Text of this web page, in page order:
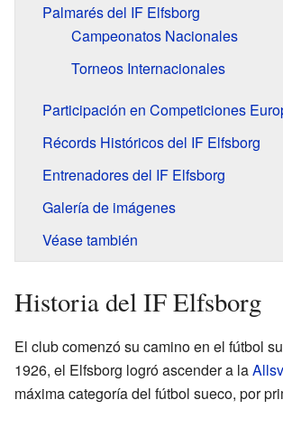
Palmarés del IF Elfsborg
Campeonatos Nacionales
Torneos Internacionales
Participación en Competiciones
Récords Históricos del IF Elfsborg
Entrenadores del IF Elfsborg
Galería de imágenes
Véase también
Historia del IF Elfsborg
El club comenzó su camino en el fútbol
1926, el Elfsborg logró ascender a la
máxima categoría del fútbol sueco, por